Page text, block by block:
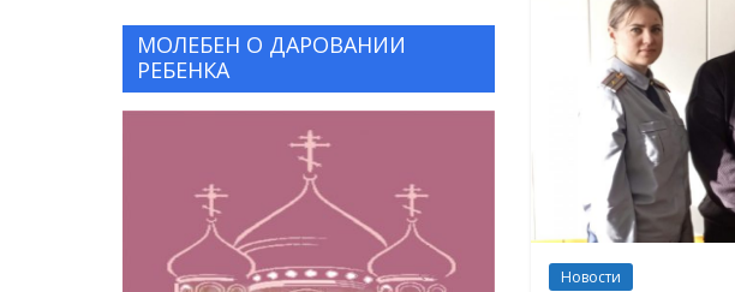
Новости
МОЛЕБЕН О ДАРОВАНИИ
РЕБЕНКА